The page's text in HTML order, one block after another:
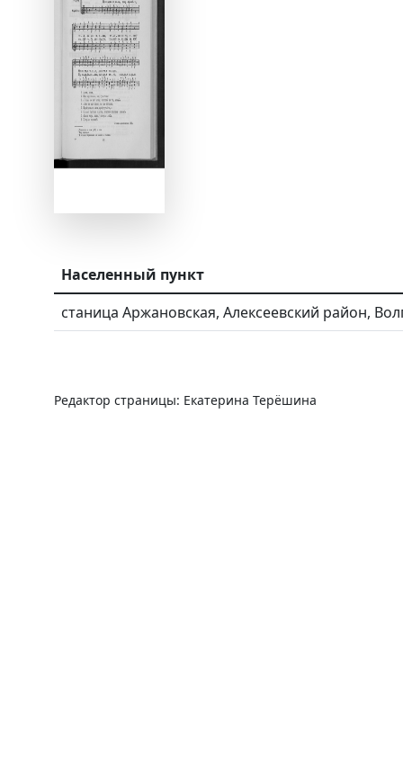
Населенный пункт
станица Аржановская, Алексеевский район,
Редактор страницы: Екатерина Терёшина